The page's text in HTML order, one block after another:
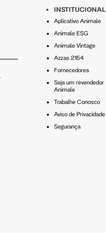
INSTITUCIONAL
Aplicativo Animale
Animale ESG
Animale Vintage
Azzas 2154
Fornecedores
Seja um revendedor
Animale
Trabalhe Conosco
Aviso de Privacidade
Segurança